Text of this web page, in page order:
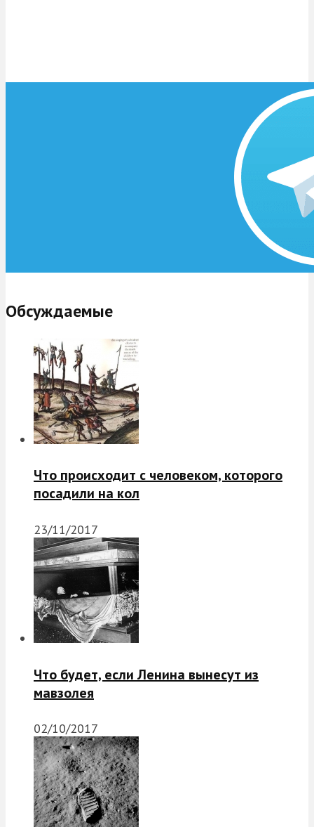
Обсуждаемые
Что происходит с человеком, которого
посадили на кол
23/11/2017
Что будет, если Ленина вынесут из
мавзолея
02/10/2017